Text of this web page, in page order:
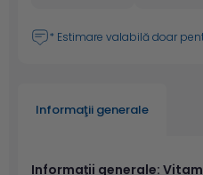
* Estimare valabilă doar
Informaţii generale
Informații generale: